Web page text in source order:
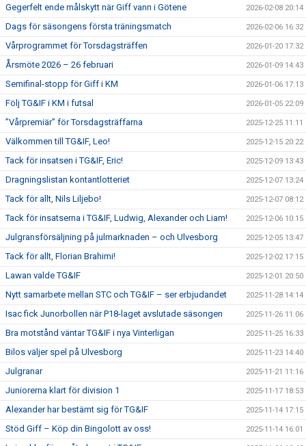
Gegerfelt ende målskytt när Giff vann i Götene 2026-02-08 20:14
Dags för säsongens första träningsmatch 2026-02-06 16:32
Vårprogrammet för Torsdagsträffen 2026-01-20 17:32
Årsmöte 2026 – 26 februari 2026-01-09 14:43
Semifinal-stopp för Giff i KM 2026-01-06 17:13
Följ TG&IF i KM i futsal 2026-01-05 22:09
”Vårpremiär” för Torsdagsträffarna 2025-12-25 11:11
Välkommen till TG&IF, Leo! 2025-12-15 20:22
Tack för insatsen i TG&IF, Eric! 2025-12-09 13:43
Dragningslistan kontantlotteriet 2025-12-07 13:24
Tack för allt, Nils Liljebo! 2025-12-07 08:12
Tack för insatserna i TG&IF, Ludwig, Alexander och Liam! 2025-12-06 10:15
Julgransförsäljning på julmarknaden – och Ulvesborg 2025-12-05 13:47
Tack för allt, Florian Brahimi! 2025-12-02 17:15
Lawan valde TG&IF 2025-12-01 20:50
Nytt samarbete mellan STC och TG&IF – ser erbjudandet 2025-11-28 14:14
Isac fick Junorbollen när P18-laget avslutade säsongen 2025-11-26 11:06
Bra motstånd väntar TG&IF i nya Vinterligan 2025-11-25 16:33
Bilos väljer spel på Ulvesborg 2025-11-23 14:40
Julgranar 2025-11-21 11:16
Juniorerna klart för division 1 2025-11-17 18:53
Alexander har bestämt sig för TG&IF 2025-11-14 17:15
Stöd Giff – Köp din Bingolott av oss! 2025-11-14 16:01